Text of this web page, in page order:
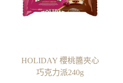
HOLIDAY 櫻桃醬夾心
巧克力派240g